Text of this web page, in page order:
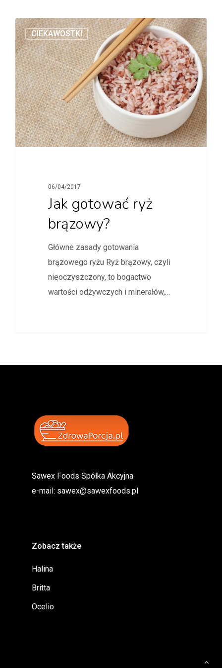
CIEKAWOSTKI
06/04/2017
Jak gotować ryż
brązowy?
Główne zasady gotowania
brązowego ryżu Ryż brązowy, czyli
nieoczyszczony, to bogactwo
wartości odżywczych i minerałów,…
Sawex Foods Spółka Akcyjna
e-mail: sawex@sawexfoods.pl
Zobacz także
Halina
Britta
Ocelio